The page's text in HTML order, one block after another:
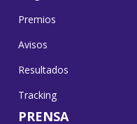
Premios
Avisos
Resultados
Tracking
PRENSA